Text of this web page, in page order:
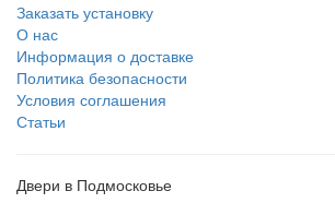
Заказать установку
О нас
Информация о доставке
Политика безопасности
Условия соглашения
Статьи
Двери в Подмосковье